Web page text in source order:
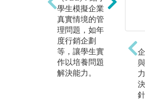
學生模擬企業
真實情境的管
理問題，如年
度行銷企劃
等，讓學生實
作以培養問題
解決能力。
力
思